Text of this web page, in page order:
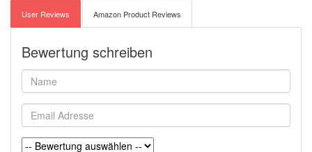
User Reviews Amazon Product Reviews
Bewertung schreiben
Name
Email
Adresse
Rating: